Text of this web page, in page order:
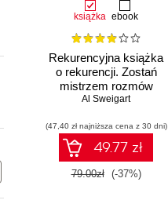
książka ebook
Rekurencyjna książka
o rekurencji. Zostań
mistrzem rozmów
kwalifikacyjnych
Python i JavaScript
Al Sweigart
(47,40 zł najniższa cena z 30 dni)
49.77 zł
79.00zł (-37%)